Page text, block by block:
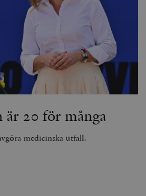
är 20 för många
medicinska utfall.